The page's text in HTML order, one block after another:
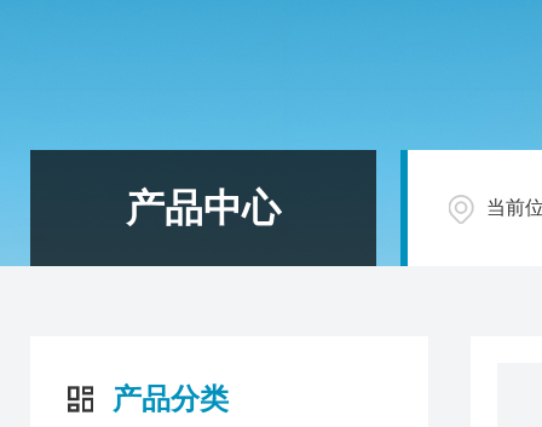
产品中心 当前
产品分类